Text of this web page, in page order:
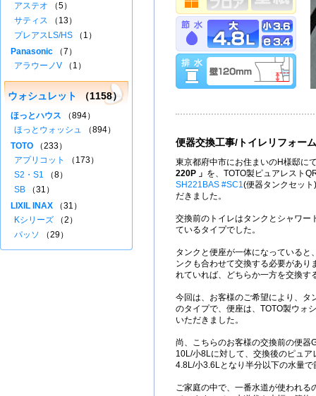
便器交換工事/トイレリフォーム
東京都府中市にお住まいのH様邸に
220P 」 を、TOTO製ピュアレスト
SH221BAS #SC1(便器タンクセッ
だきました。
交換前のトイレはタンクとシャワー
ているタイプでした。
タンクと便座が一体になっていると
ンクも合わせて交換する必要があり
れていれば、どちらか一方を交換す
今回は、お客様のご希望により、タ
のタイプで、便座は、TOTO製ウォ
いただきました。
尚、こちらのお客様の交換前の便器
10L/小8Lに対して、交換後のピュア
4.8L/小3.6Lとなり半分以下の水量
ご家庭の中で、一番水道が使われる
アステオ （5）
サティス （13）
プレアスLS/HS （1）
Panasonic （7）
アラウーノV （1）
ウォシュレット （1158）
ほっとハウス （894）
ほっとウォッシュ （894）
TOTO （233）
アプリコット
（173）
S2・S1 （8）
SB （31）
LIXIL INAX （31）
Kシリーズ （2）
パッソ （29）